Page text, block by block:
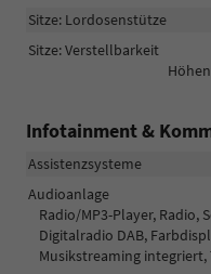
Sitze: Lordosenstütze
Sitze: Verstellbarkeit
Infotainment &
Assistenzsysteme
Audioanlage
Radio/MP3-Player, Radio,
Digitalradio DAB,
Musikstreaming integriert,